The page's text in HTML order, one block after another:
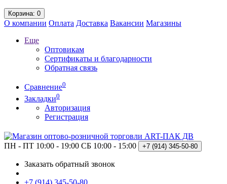
Корзина: 0
О компании Оплата Доставка Вакансии Магазины
Еще
Оптовикам
Сертификаты и благодарности
Обратная связь
Сравнение0
Закладки0
Авторизация
Регистрация
ПН - ПТ 10:00 - 19:00 СБ 10:00 - 15:00 +7 (914) 345-50-80
Заказать обратный звонок
+7 (914) 345-50-80